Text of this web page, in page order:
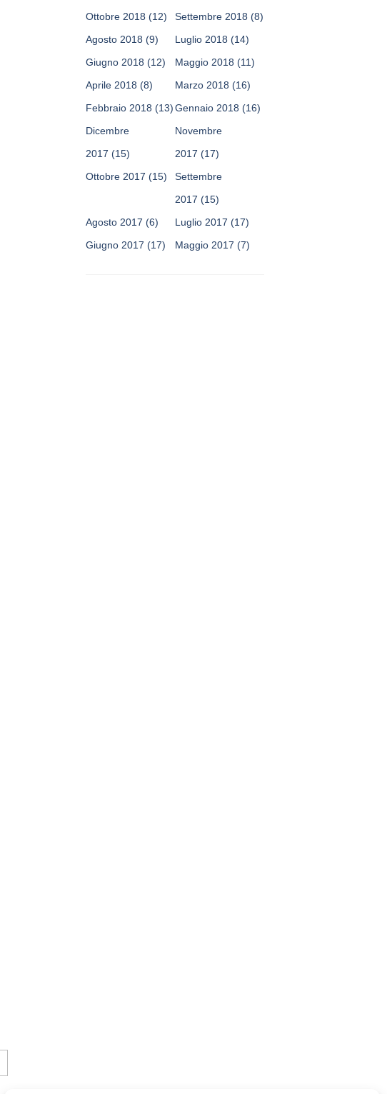
Ottobre 2018 (12) Settembre 2018 (8)
Agosto 2018 (9) Luglio 2018 (14)
Giugno 2018 (12) Maggio 2018 (11)
Aprile 2018 (8) Marzo 2018 (16)
Febbraio 2018 (13)Gennaio 2018 (16)
Dicembre
2017 (15)
Novembre
2017 (17)
Ottobre 2017 (15)
Settembre
2017 (15)
Agosto 2017 (6) Luglio 2017 (17)
Giugno 2017 (17) Maggio 2017 (7)